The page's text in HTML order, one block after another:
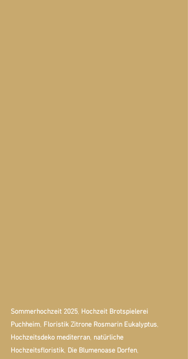
Sommerhochzeit 2025, Hochzeit Brotspielerei
Puchheim, Floristik Zitrone Rosmarin Eukalyptus,
Hochzeitsdeko mediterran, natürliche
Hochzeitsfloristik, Die Blumenoase Dorfen,